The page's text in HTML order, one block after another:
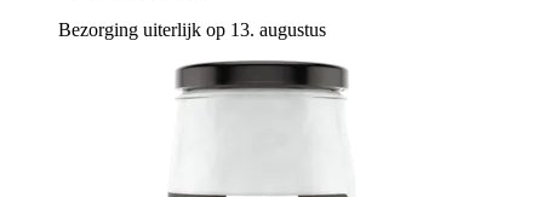
Bezorging uiterlijk op 13. augustus